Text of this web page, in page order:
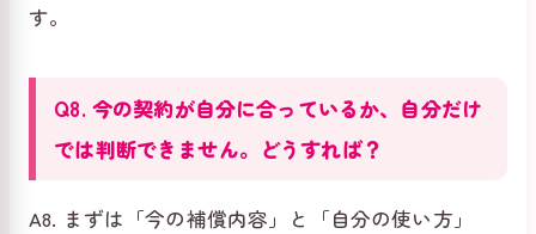
す。
Q8. 今の契約が自分に合っているか、自分だけ
では判断できません。どうすれば？
A8. まずは「今の補償内容」と「自分の使い方」